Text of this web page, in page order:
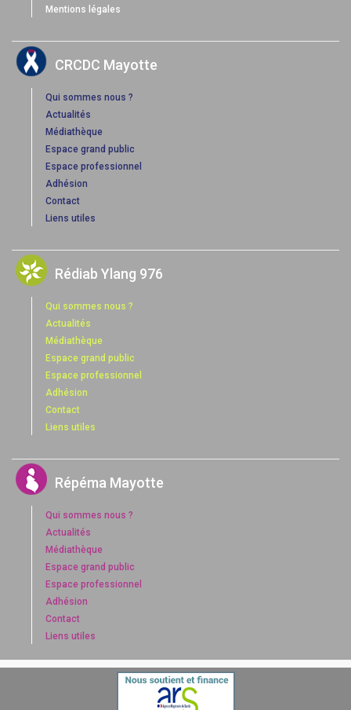
Mentions légales
CRCDC Mayotte
Qui sommes nous ?
Actualités
Médiathèque
Espace grand public
Espace professionnel
Adhésion
Contact
Liens utiles
Rédiab Ylang 976
Qui sommes nous ?
Actualités
Médiathèque
Espace grand public
Espace professionnel
Adhésion
Contact
Liens utiles
Répéma Mayotte
Qui sommes nous ?
Actualités
Médiathèque
Espace grand public
Espace professionnel
Adhésion
Contact
Liens utiles